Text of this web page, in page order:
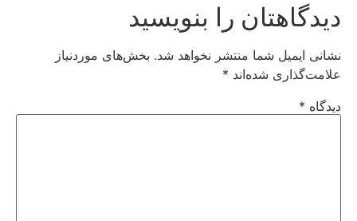
دیدگاهتان را بنویسید
نشانی ایمیل شما منتشر نخواهد شد. بخش‌های موردنیاز
علامت‌گذاری شده‌اند *
دیدگاه *